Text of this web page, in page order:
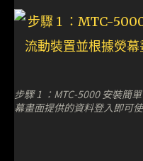
步驟 1 ：MTC-5000 安裝簡
幕畫面提供的資料登入即可